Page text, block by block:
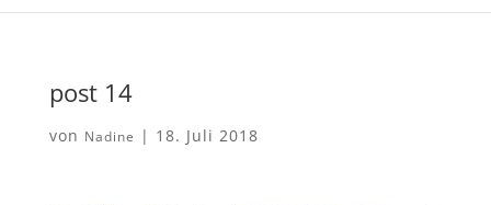
post 14
von Nadine | 18. Juli 2018